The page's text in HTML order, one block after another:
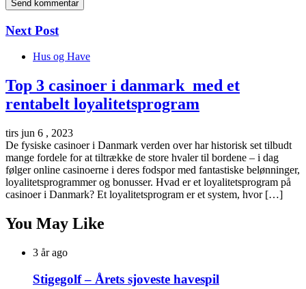
Next Post
Hus og Have
Top 3 casinoer i danmark med et
rentabelt loyalitetsprogram
tirs jun 6 , 2023
De fysiske casinoer i Danmark verden over har historisk set tilbudt
mange fordele for at tiltrække de store hvaler til bordene – i dag
følger online casinoerne i deres fodspor med fantastiske belønninger,
loyalitetsprogrammer og bonusser. Hvad er et loyalitetsprogram på
casinoer i Danmark? Et loyalitetsprogram er et system, hvor […]
You May Like
3 år ago
Stigegolf – Årets sjoveste havespil